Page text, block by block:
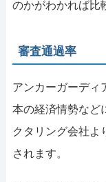
のかがわかれば比
審査通過率
アンカーガーディ
本の経済情勢など
クタリング会社よ
されます。